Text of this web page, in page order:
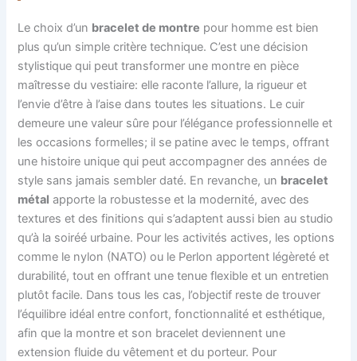
Le choix d’un bracelet de montre pour homme est bien
plus qu’un simple critère technique. C’est une décision
stylistique qui peut transformer une montre en pièce
maîtresse du vestiaire: elle raconte l’allure, la rigueur et
l’envie d’être à l’aise dans toutes les situations. Le cuir
demeure une valeur sûre pour l’élégance professionnelle et
les occasions formelles; il se patine avec le temps, offrant
une histoire unique qui peut accompagner des années de
style sans jamais sembler daté. En revanche, un bracelet
métal apporte la robustesse et la modernité, avec des
textures et des finitions qui s’adaptent aussi bien au studio
qu’à la soiréé urbaine. Pour les activités actives, les options
comme le nylon (NATO) ou le Perlon apportent légèreté et
durabilité, tout en offrant une tenue flexible et un entretien
plutôt facile. Dans tous les cas, l’objectif reste de trouver
l’équilibre idéal entre confort, fonctionnalité et esthétique,
afin que la montre et son bracelet deviennent une
extension fluide du vêtement et du porteur. Pour